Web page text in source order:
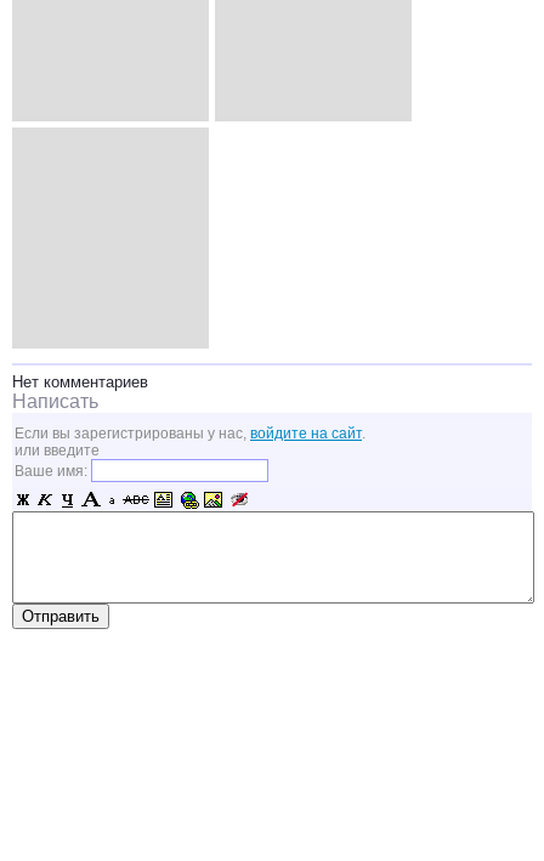
Нет комментариев
Написать
Если вы зарегистрированы у нас, войдите на сайт.
или введите
Ваше имя: